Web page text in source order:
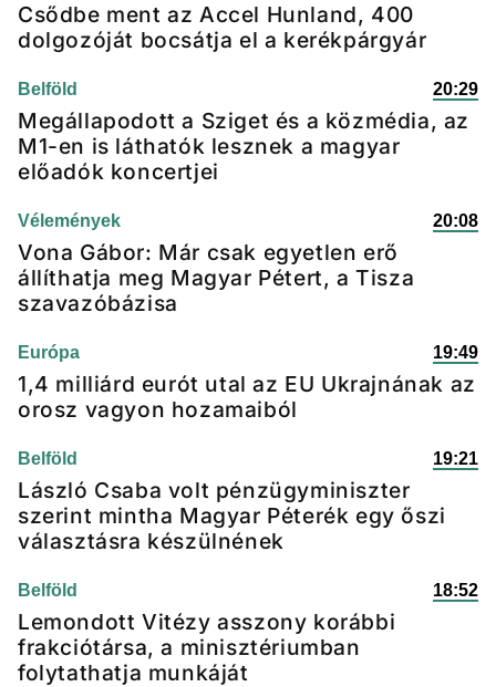
Csődbe ment az Accel Hunland, 400
dolgozóját bocsátja el a kerékpárgyár
Belföld 20:29
Megállapodott a Sziget és a közmédia, az
M1-en is láthatók lesznek a magyar
előadók koncertjei
Vélemények 20:08
Vona Gábor: Már csak egyetlen erő
állíthatja meg Magyar Pétert, a Tisza
szavazóbázisa
Európa 19:49
1,4 milliárd eurót utal az EU Ukrajnának az
orosz vagyon hozamaiból
Belföld 19:21
László Csaba volt pénzügyminiszter
szerint mintha Magyar Péterék egy őszi
választásra készülnének
Belföld 18:52
Lemondott Vitézy asszony korábbi
frakciótársa, a minisztériumban
folytathatja munkáját